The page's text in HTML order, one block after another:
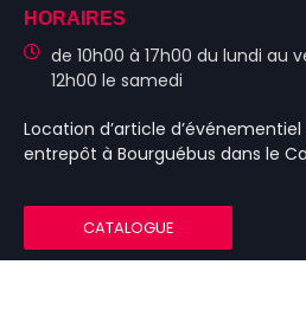
HORAIRES
de 10h00 à 17h00 du lundi au
12h00 le samedi
Location d’article d’événementiel
entrepôt à Bourguébus dans le
CATALOGUE